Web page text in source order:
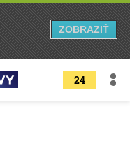
24
ZOBRAZIŤ